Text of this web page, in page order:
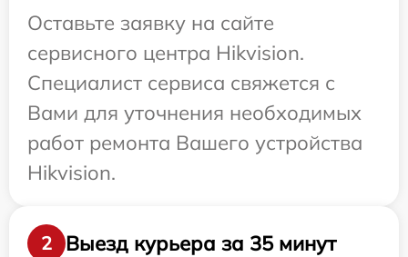
Оставьте заявку на сайте
сервисного центра Hikvision.
Специалист сервиса свяжется с
Вами для уточнения необходимых
работ ремонта Вашего устройства
Hikvision.
2
Выезд курьера за 35 минут